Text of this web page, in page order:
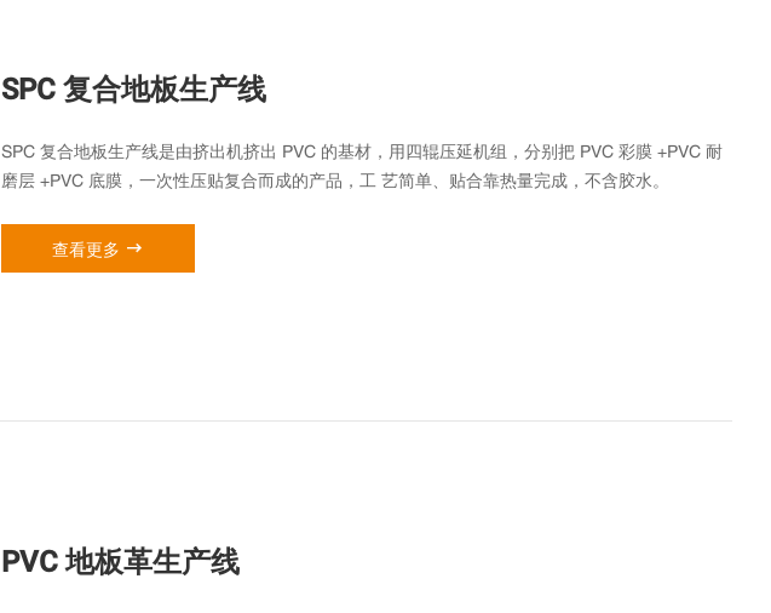
SPC 复合地板生产线
SPC 复合地板生产线是由挤出机挤出 PVC 的基材，用四辊压延机组，分别把 PVC 彩膜 +PVC 耐
磨层 +PVC 底膜，一次性压贴复合而成的产品，工 艺简单、贴合靠热量完成，不含胶水。
查看更多 
PVC 地板革生产线